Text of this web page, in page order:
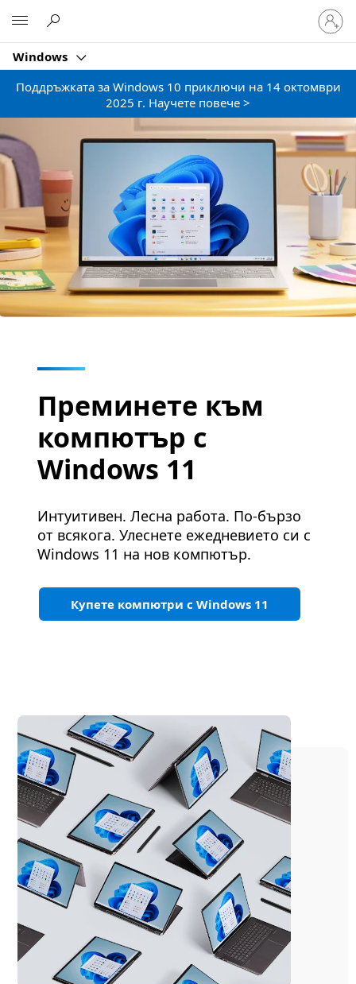
Windows
Влезте
във
вашия
Поддръжката за Windows 10 приключи на 14 октомври
2025 г. Научете повече >
Преминете към
компютър с
Windows 11
Интуитивен. Лесна работа. По-бързо
от всякога. Улеснете ежедневието си с
Windows 11 на нов компютър.
Купете компютри с Windows 11